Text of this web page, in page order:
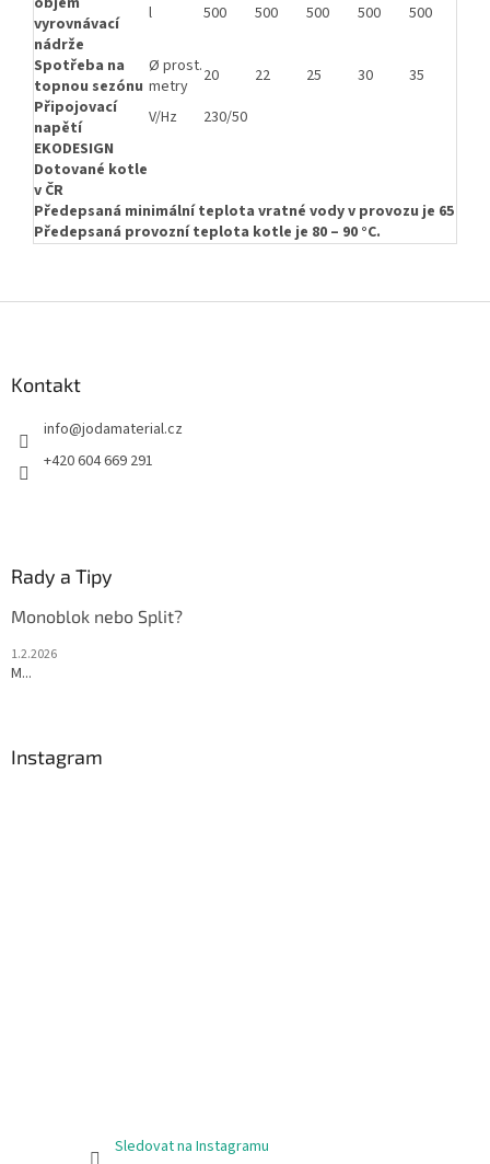
vyrovnávací
nádrže
l 500 500 500 500 500
Spotřeba na
topnou sezónu
Ø prost.
metry
20 22 25 30 35
Připojovací
napětí
V/Hz
230/50
EKODESIGN
Dotované kotle
v ČR
Předepsaná minimální teplota vratné vody v provozu je 65 °C.
Předepsaná provozní teplota kotle je 80 – 90 °C.
Kontakt
info@jodamaterial.cz
+420 604 669 291
Rady a Tipy
Monoblok nebo Split?
1.2.2026
M...
Instagram
Sledovat na Instagramu